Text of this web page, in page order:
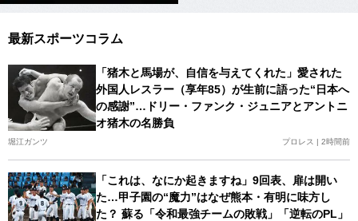
最新スポーツコラム
「猪木と馬場が、自信を与えてくれた」愛された
外国人レスラー（享年85）が生前に語った“日本へ
の感謝”…ドリー・ファンク・ジュニアとアントニ
オ猪木の名勝負
堀江ガンツ プロレス | 2時間前
「これは、なにか起きますね」9回表、扉は開い
た…甲子園の“魔力”はなぜ熊本・有明に味方し
た？ 蘇る「令和最強チームの敗戦」「逆転のPL」